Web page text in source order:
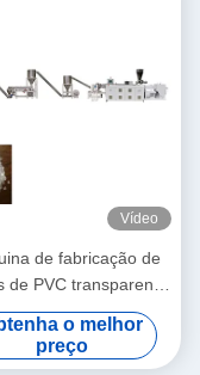
Vídeo
de fabricação de
de PVC transparente
de pelletização de
plástico
o melhor
preço